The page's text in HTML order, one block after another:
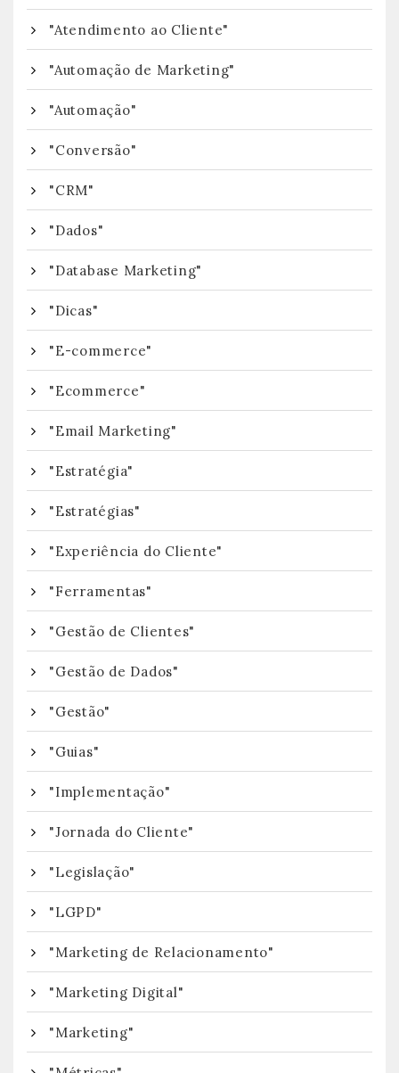
"Atendimento ao Cliente"
"Automação de Marketing"
"Automação"
"Conversão"
"CRM"
"Dados"
"Database Marketing"
"Dicas"
"E-commerce"
"Ecommerce"
"Email Marketing"
"Estratégia"
"Estratégias"
"Experiência do Cliente"
"Ferramentas"
"Gestão de Clientes"
"Gestão de Dados"
"Gestão"
"Guias"
"Implementação"
"Jornada do Cliente"
"Legislação"
"LGPD"
"Marketing de Relacionamento"
"Marketing Digital"
"Marketing"